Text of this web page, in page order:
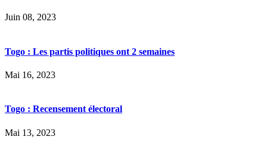
Juin 08, 2023
Togo : Les partis politiques ont 2 semaines
Mai 16, 2023
Togo : Recensement électoral
Mai 13, 2023